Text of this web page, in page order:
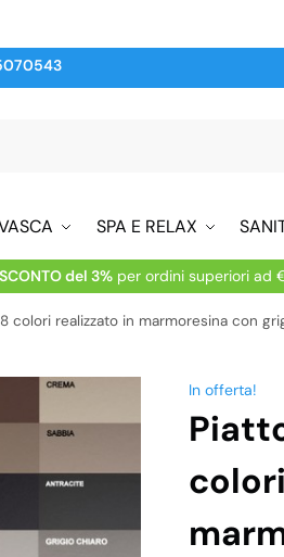
SPA E RELAX
SCONTO del 3%per ordini superiori ad
colori realizzato in marmoresina con
In offerta!